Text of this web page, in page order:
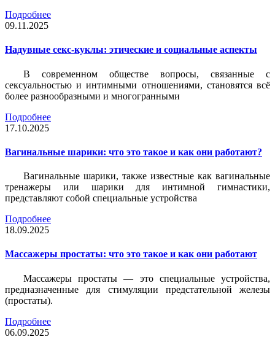
Подробнее
09.11.2025
Надувные секс-куклы: этические и социальные аспекты
В современном обществе вопросы, связанные с
сексуальностью и интимными отношениями, становятся всё
более разнообразными и многогранными
Подробнее
17.10.2025
Вагинальные шарики: что это такое и как они работают?
Вагинальные шарики, также известные как вагинальные
тренажеры или шарики для интимной гимнастики,
представляют собой специальные устройства
Подробнее
18.09.2025
Массажеры простаты: что это такое и как они работают
Массажеры простаты — это специальные устройства,
предназначенные для стимуляции предстательной железы
(простаты).
Подробнее
06.09.2025